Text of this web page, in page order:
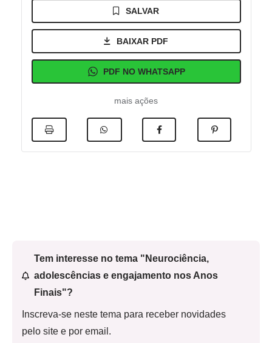
SALVAR
BAIXAR PDF
PDF NO WHATSAPP
mais ações
Tem interesse no tema "Neurociência,
adolescências e engajamento nos Anos
Finais"?
Inscreva-se neste tema para receber novidades
pelo site e por email.